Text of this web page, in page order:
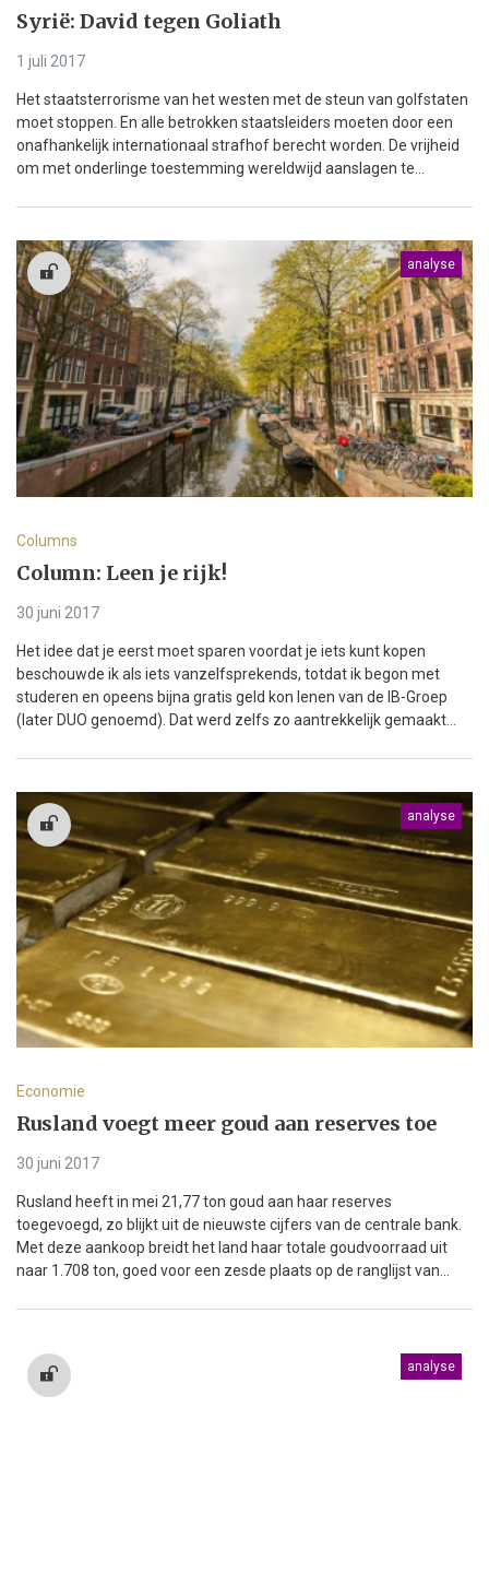
Syrië: David tegen Goliath
1 juli 2017
Het staatsterrorisme van het westen met de steun van golfstaten
moet stoppen. En alle betrokken staatsleiders moeten door een
onafhankelijk internationaal strafhof berecht worden. De vrijheid
om met onderlinge toestemming wereldwijd aanslagen te...
analyse
Columns
Column: Leen je rijk!
30 juni 2017
Het idee dat je eerst moet sparen voordat je iets kunt kopen
beschouwde ik als iets vanzelfsprekends, totdat ik begon met
studeren en opeens bijna gratis geld kon lenen van de IB-Groep
(later DUO genoemd). Dat werd zelfs zo aantrekkelijk gemaakt...
analyse
Economie
Rusland voegt meer goud aan reserves toe
30 juni 2017
Rusland heeft in mei 21,77 ton goud aan haar reserves
toegevoegd, zo blijkt uit de nieuwste cijfers van de centrale bank.
Met deze aankoop breidt het land haar totale goudvoorraad uit
naar 1.708 ton, goed voor een zesde plaats op de ranglijst van...
analyse